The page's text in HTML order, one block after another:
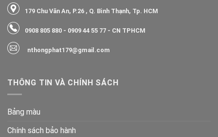
179 Chu Văn An, P.26 , Q. Bình Thạnh, Tp. HCM
0908 805 880 - 0909 44 55 77 - CN TPHCM
nthongphat179@gmail.com
THÔNG TIN VÀ CHÍNH SÁCH
Bảng màu
Chính sách bảo hành